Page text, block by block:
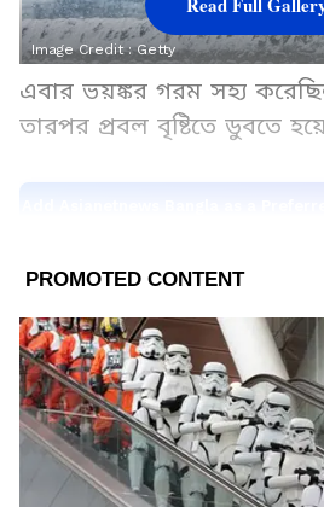
Image Credit :Getty
এবার ভয়ঙ্কর গরম সহ্য
তারপর প্রবল বৃষ্টিতে ডুবতে
9